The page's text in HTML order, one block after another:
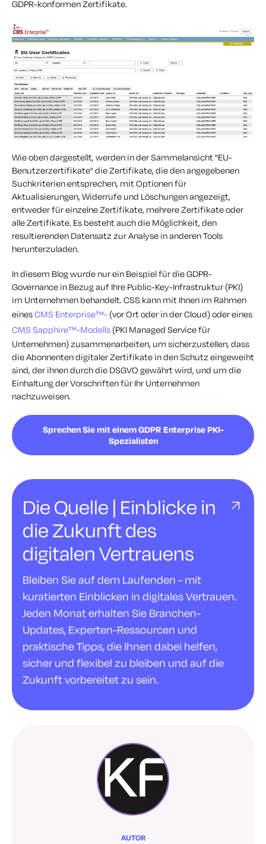
GDPR-konformen Zertifikate.
Wie oben dargestellt, werden in der Sammelansicht "EU-
Benutzerzertifikate" die Zertifikate, die den angegebenen
Suchkriterien entsprechen, mit Optionen für
Aktualisierungen, Widerrufe und Löschungen angezeigt,
entweder für einzelne Zertifikate, mehrere Zertifikate oder
alle Zertifikate. Es besteht auch die Möglichkeit, den
resultierenden Datensatz zur Analyse in anderen Tools
herunterzuladen.
In diesem Blog wurde nur ein Beispiel für die GDPR-
Governance in Bezug auf Ihre Public-Key-Infrastruktur (PKI)
im Unternehmen behandelt. CSS kann mit Ihnen im Rahmen
einesCMS Enterprise™- (vor Ort oder in der Cloud) oder eines
CMS Sapphire™-Modells (PKI Managed Service für
Unternehmen) zusammenarbeiten, um sicherzustellen, dass
die Abonnenten digitaler Zertifikate in den Schutz eingeweiht
sind, der ihnen durch die DSGVO gewährt wird, und um die
Einhaltung der Vorschriften für Ihr Unternehmen
nachzuweisen.
Sprechen Sie mit einem GDPR Enterprise PKI-
Spezialisten
Die Quelle | Einblicke in
die Zukunft des
digitalen Vertrauens
Bleiben Sie auf dem Laufenden - mit
kuratierten Einblicken in digitales Vertrauen.
Jeden Monat erhalten Sie Branchen-
Updates, Experten-Ressourcen und
praktische Tipps, die Ihnen dabei helfen,
sicher und flexibel zu bleiben und auf die
Zukunft vorbereitet zu sein.
AUTOR